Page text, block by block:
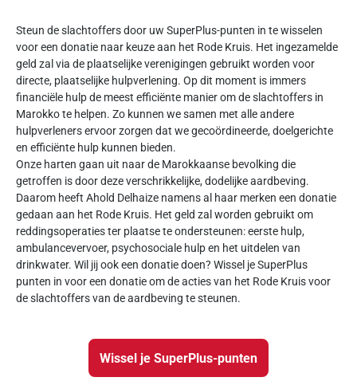
Steun de slachtoffers door uw SuperPlus-punten in te wisselen
voor een donatie naar keuze aan het Rode Kruis. Het ingezamelde
geld zal via de plaatselijke verenigingen gebruikt worden voor
directe, plaatselijke hulpverlening. Op dit moment is immers
financiële hulp de meest efficiënte manier om de slachtoffers in
Marokko te helpen. Zo kunnen we samen met alle andere
hulpverleners ervoor zorgen dat we gecoördineerde, doelgerichte
en efficiënte hulp kunnen bieden.
Onze harten gaan uit naar de Marokkaanse bevolking die
getroffen is door deze verschrikkelijke, dodelijke aardbeving.
Daarom heeft Ahold Delhaize namens al haar merken een donatie
gedaan aan het Rode Kruis. Het geld zal worden gebruikt om
reddingsoperaties ter plaatse te ondersteunen: eerste hulp,
ambulancevervoer, psychosociale hulp en het uitdelen van
drinkwater. Wil jij ook een donatie doen? Wissel je SuperPlus
punten in voor een donatie om de acties van het Rode Kruis voor
de slachtoffers van de aardbeving te steunen.
Wissel je SuperPlus-punten